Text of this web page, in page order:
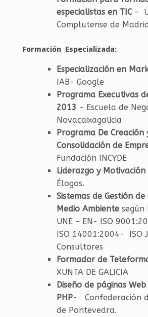
especialistas en TIC-
Complutense de
Formación Especializada:
Especialización en
IAB- Google
Programa Executivas
2013 - Escuela de
Novacaixagalicia
Programa De Creación
Consolidación de
Fundación INCYDE
Liderazgo y
Élogos.
Sistemas de Gestión
Medio Ambiente según
UNE – EN- ISO
ISO 14001:2004- ISO
Consultores
Formador de
XUNTA DE GALICIA
Diseño de páginas
PHP- Confederación
de Pontevedra.